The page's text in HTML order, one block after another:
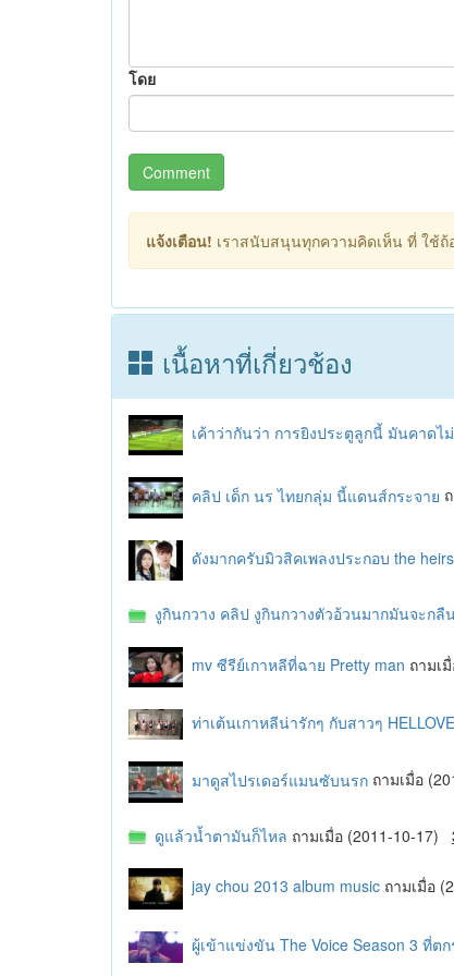
โดย
Comment
แจ้งเตือน! เราสนับสนุนทุกความคิดเห็น ที่ ใช้ถ้
เนื้อหาที่เกี่ยวช้อง
เค้าว่ากันว่า การยิงประตูลูกนี้ มันคาดไ
คลิป เด็ก นร ไทยกลุ่ม นี้แดนส์กระจาย
ดังมากครับมิวสิคเพลงประกอบ the
งูกินกวาง คลิป งูกินกวางตัวอ้วนมากมันจะกลื
mv ซีรีย์เกาหลีที่ฉาย Pretty man ถามเ
ท่าเต้นเกาหลีน่ารักๆ กับสาวๆ
มาดูสไปรเดอร์แมนซับนรก ถามเมื่อ
ดูแล้วน้ำตามันก็ไหล ถามเมื่อ (2011-10-17)
jay chou 2013 album music ถามเมื่อ
ผู้เข้าแข่งขัน The Voice Season 3 ที่ต